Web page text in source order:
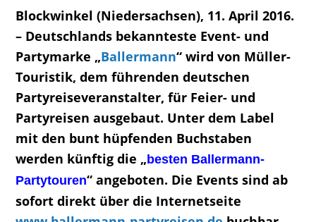
Blockwinkel (Niedersachsen), 11. April 2016.
– Deutschlands bekannteste Event- und
Partymarke „Ballermann“ wird von Müller-
Touristik, dem führenden deutschen
Partyreiseveranstalter, für Feier- und
Partyreisen ausgebaut. Unter dem Label
mit den bunt hüpfenden Buchstaben
werden künftig die „besten Ballermann-
Partytouren“ angeboten. Die Events sind ab
sofort direkt über die Internetseite